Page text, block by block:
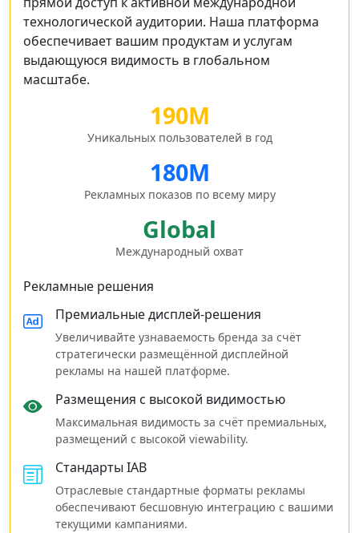
технологической аудитории. Наша платформа
обеспечивает вашим продуктам и услугам
выдающуюся видимость в глобальном
масштабе.
190M
Уникальных пользователей в год
180M
Рекламных показов по всему миру
Global
Международный охват
Рекламные решения
Премиальные дисплей‑решения
Увеличивайте узнаваемость бренда за счёт
стратегически размещённой дисплейной
рекламы на нашей платформе.
Размещения с высокой видимостью
Максимальная видимость за счёт премиальных,
размещений с высокой viewability.
Стандарты IAB
Отраслевые стандартные форматы рекламы
обеспечивают бесшовную интеграцию с вашими
текущими кампаниями.